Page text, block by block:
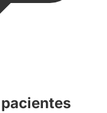
pacientes